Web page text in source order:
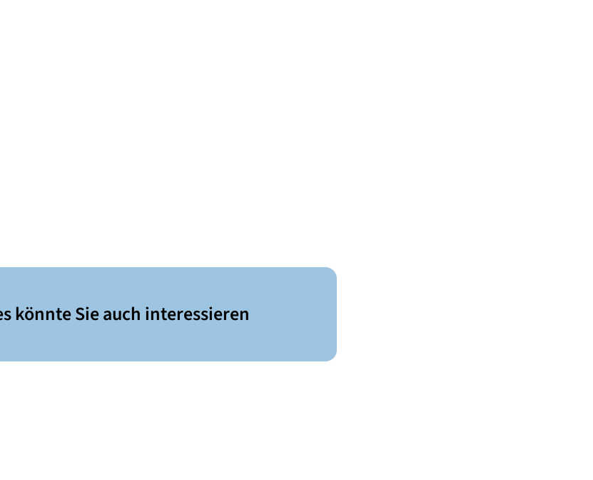
könnte Sie auch interessieren